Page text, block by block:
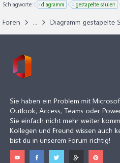
Schlagworte: diagramm gestapelte säulen
Foren ... Diagramm gestapelte
Sie haben ein Problem mit
Outlook, Access, Teams oder
Sie einfach nicht mehr weiter
Kollegen und Freund wissen auch
bist du in unserem Forum richtig!